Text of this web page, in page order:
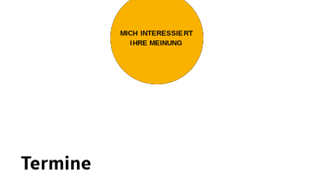
MICH INTERESSIERT
IHRE MEINUNG
Termine